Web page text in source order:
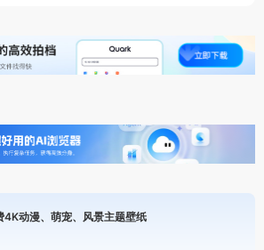
4K动漫、萌宠、风景主题壁纸